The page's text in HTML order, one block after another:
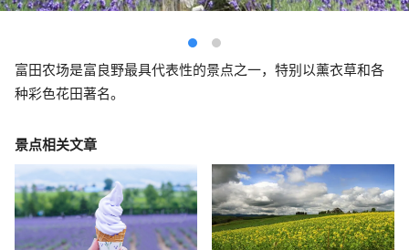
富田农场是富良野最具代表性的景点之一，特别以薰衣草和各
种彩色花田著名。
景点相关文章